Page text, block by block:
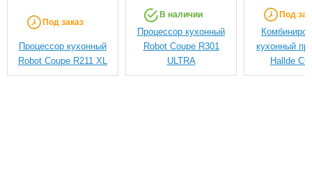
Под заказ
Процессор кухонный
Robot Coupe R211 XL
В наличии
Процессор кухонный
Robot Coupe R301
ULTRA
Под
кухонный
Hallde